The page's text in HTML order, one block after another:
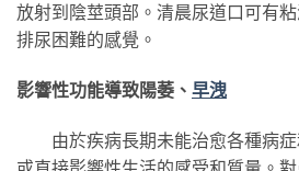
放射到陰莖頭部。清晨尿道口可有
排尿困難的感覺。
影響性功能導致陽萎、 早洩
由於疾病長期未能治愈各種病症